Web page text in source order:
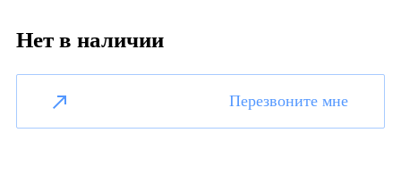
Нет в наличии
Перезвоните мне